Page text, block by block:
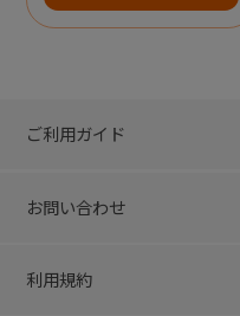
ご利用ガイド
お問い合わせ
利用規約